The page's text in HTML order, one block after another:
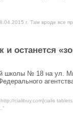
г. Там вроде все
останется
школы № 18 на ул.
cialibuy.com]cialis